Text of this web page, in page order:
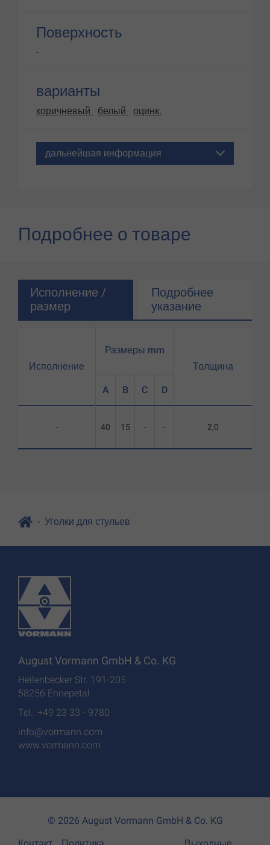
Поверхность
-
варианты
коричневый белый оцинк.
дальнейшая информация
Подробнее о товаре
Исполнение /
размер
Подробнее
указание
Исполнение
-
Размеры mm
A B C D
40 15 - -
Толщина
2,0
Уголки для стульев
August Vormann GmbH & Co. KG
Heilenbecker Str. 191-205
58256 Ennepetal
Tel.: +49 23 33 - 9780
info@vormann.com
www.vormann.com
© 2026 August Vormann GmbH & Co. KG